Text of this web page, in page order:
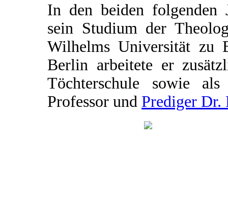
In den beiden folgenden
sein Studium der
Wilhelms Universität zu
Berlin arbeitete er
Töchterschule sowie
Professor und Prediger Dr.